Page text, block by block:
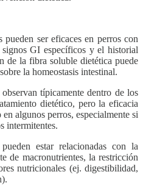
pueden ser eficaces en perros con
GI específicos y el historial
de la fibra soluble dietética puede
la homeostasis intestinal.
típicamente dentro de los
dietético, pero la eficacia
algunos perros, especialmente si
intermitentes.
estar relacionadas con la
de macronutrientes, la restricción
nutricionales (ej. digestibilidad,